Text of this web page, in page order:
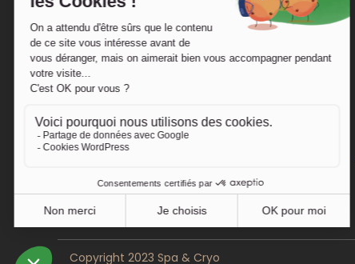
Copyright 2023 Spa & Cryo